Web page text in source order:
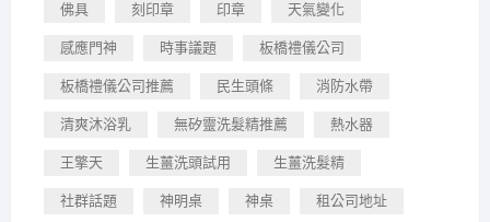
佛具 刻印章 印章 天氣變化
感應門神 時事議題 板橋禮儀公司
板橋禮儀公司推薦 民生頭條 消防水帶
清爽沐浴乳 無矽靈洗髮精推薦 熱水器
王擎天 生薑洗頭試用 生薑洗髮精
社群話題 神明桌 神桌 租公司地址